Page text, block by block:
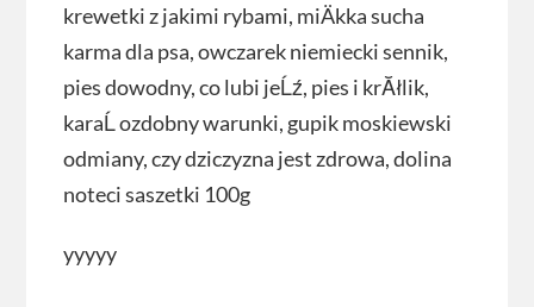
krewetki z jakimi rybami, miÄkka sucha
karma dla psa, owczarek niemiecki sennik,
pies dowodny, co lubi jeĹź, pies i krĂłlik,
karaĹ ozdobny warunki, gupik moskiewski
odmiany, czy dziczyzna jest zdrowa, dolina
noteci saszetki 100g
yyyyy